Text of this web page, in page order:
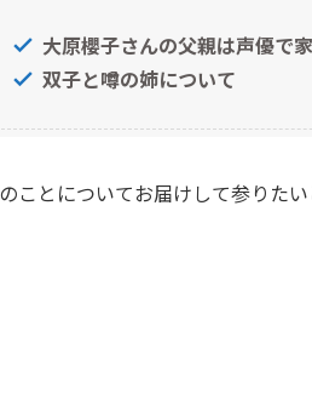
大原櫻子さんの父親は声優で
双子と噂の姉について
ことについてお届けして参りたい